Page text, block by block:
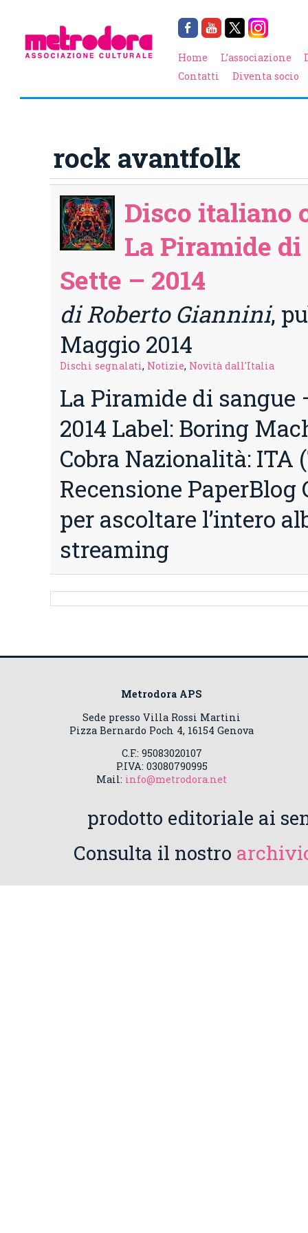
Home L’associazione
Contatti
Diventa socio
rock avantfolk
Disco italiano
La Piramide di
Sette – 2014
di Roberto Giannini,
Maggio 2014
Dischi segnalati, Notizie, Novità dall'Italia
La Piramide di sangue
2014 Label: Boring
Cobra Nazionalità: ITA
Recensione
per ascoltare l’intero
streaming
Metrodora APS
Sede presso Villa Rossi Martini
Pizza Bernardo Poch 4, 16154 Genova
C.F.: 95083020107
P.IVA: 03080790995
Mail: info@metrodora.net
prodotto editoriale ai
Consulta il nostro